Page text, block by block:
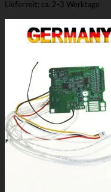
Lieferzeit: ca. 2-3 Werktage